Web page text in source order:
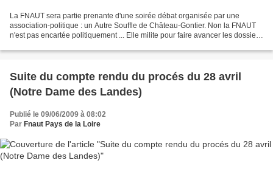
La FNAUT sera partie prenante d'une soirée débat organisée par une
association-politique : un Autre Souffle de Château-Gontier. Non la FNAUT
n'est pas encartée politiquement ... Elle milite pour faire avancer les dossiers
Suite du compte rendu du procés du 28 avril
(Notre Dame des Landes)
Publié le 09/06/2009 à 08:02
Par Fnaut Pays de la Loire